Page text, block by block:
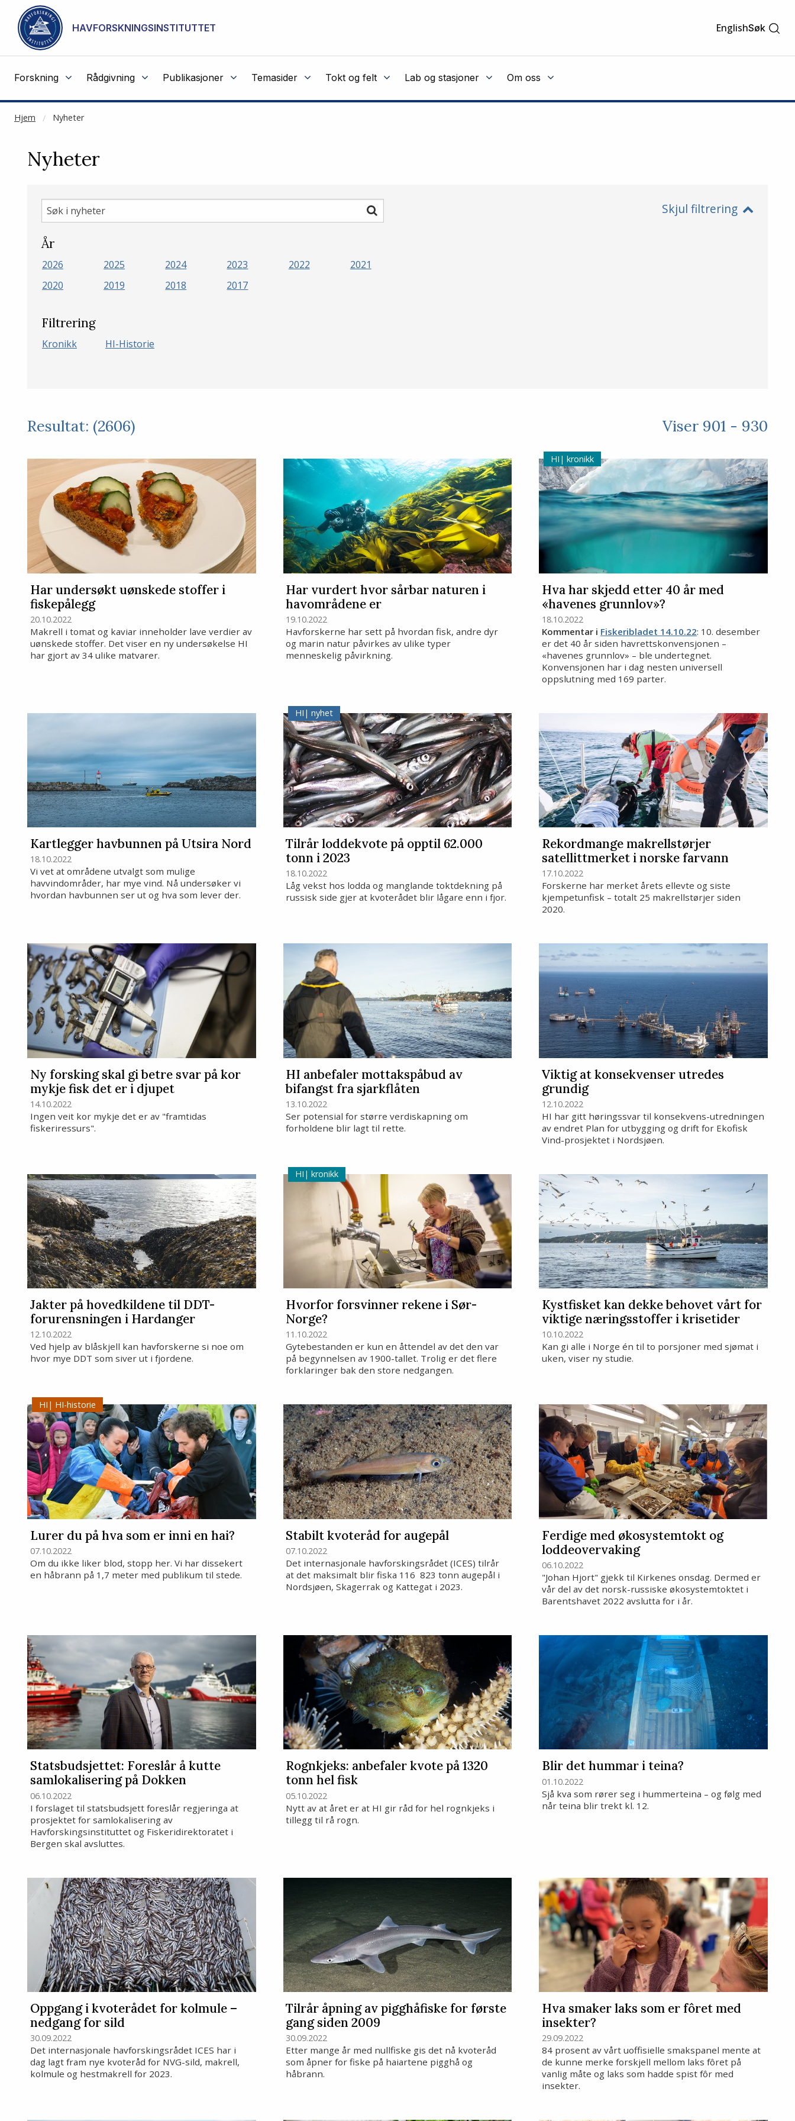
Gå til hovedinnhold
HAVFORSKNINGSINSTITUTTET EnglishSøk
Forskning Rådgivning Publikasjoner Temasider Tokt og felt Lab og stasjoner Om oss
Hjem Nyheter
NOT CACHED
Nyheter
Søk
i
nyheter
Søk Skjul filtrering
År
2026 2025 2024 2023 2022
2021
2020
2019 2018 2017
Filtrering
Kronikk HI-Historie
Resultat: (2606) Viser 901 - 930
Har undersøkt uønskede stoffer i
fiskepålegg
20.10.2022
Makrell i tomat og kaviar inneholder lave verdier av
uønskede stoffer. Det viser en ny undersøkelse HI
har gjort av 34 ulike matvarer.
Har vurdert hvor sårbar naturen i
havområdene er
19.10.2022
Havforskerne har sett på hvordan fisk, andre dyr
og marin natur påvirkes av ulike typer
menneskelig påvirkning.
kronikk
Hva har skjedd etter 40 år med
«havenes grunnlov»?
18.10.2022
Kommentar i Fiskeribladet 14.10.22: 10. desember
er det 40 år siden havrettskonvensjonen –
«havenes grunnlov» – ble undertegnet.
Konvensjonen har i dag nesten universell
oppslutning med 169 parter.
Kartlegger havbunnen på Utsira Nord
18.10.2022
Vi vet at områdene utvalgt som mulige
havvindområder, har mye vind. Nå undersøker vi
hvordan havbunnen ser ut og hva som lever der.
nyhet
Tilrår loddekvote på opptil 62.000
tonn i 2023
18.10.2022
Låg vekst hos lodda og manglande toktdekning på
russisk side gjer at kvoterådet blir lågare enn i fjor.
Rekordmange makrellstørjer
satellittmerket i norske farvann
17.10.2022
Forskerne har merket årets ellevte og siste
kjempetunfisk – totalt 25 makrellstørjer siden
2020.
Ny forsking skal gi betre svar på kor
mykje fisk det er i djupet
14.10.2022
Ingen veit kor mykje det er av "framtidas
fiskeriressurs".
HI anbefaler mottakspåbud av
bifangst fra sjarkflåten
13.10.2022
Ser potensial for større verdiskapning om
forholdene blir lagt til rette.
Viktig at konsekvenser utredes
grundig
12.10.2022
HI har gitt høringssvar til konsekvens-utredningen
av endret Plan for utbygging og drift for Ekofisk
Vind-prosjektet i Nordsjøen.
Jakter på hovedkildene til DDT-
forurensningen i Hardanger
12.10.2022
Ved hjelp av blåskjell kan havforskerne si noe om
hvor mye DDT som siver ut i fjordene.
kronikk
Hvorfor forsvinner rekene i Sør-
Norge?
11.10.2022
Gytebestanden er kun en åttendel av det den var
på begynnelsen av 1900-tallet. Trolig er det flere
forklaringer bak den store nedgangen.
Kystfisket kan dekke behovet vårt for
viktige næringsstoffer i krisetider
10.10.2022
Kan gi alle i Norge én til to porsjoner med sjømat i
uken, viser ny studie.
HI-historie
Lurer du på hva som er inni en hai?
07.10.2022
Om du ikke liker blod, stopp her. Vi har dissekert
en håbrann på 1,7 meter med publikum til stede.
Stabilt kvoteråd for augepål
07.10.2022
Det internasjonale havforskingsrådet (ICES) tilrår
at det maksimalt blir fiska 116 823 tonn augepål i
Nordsjøen, Skagerrak og Kattegat i 2023.
Ferdige med økosystemtokt og
loddeovervaking
06.10.2022
"Johan Hjort" gjekk til Kirkenes onsdag. Dermed er
vår del av det norsk-russiske økosystemtoktet i
Barentshavet 2022 avslutta for i år.
Statsbudsjettet: Foreslår å kutte
samlokalisering på Dokken
06.10.2022
I forslaget til statsbudsjett foreslår regjeringa at
prosjektet for samlokalisering av
Havforskingsinstituttet og Fiskeridirektoratet i
Bergen skal avsluttes.
Rognkjeks: anbefaler kvote på 1320
tonn hel fisk
05.10.2022
Nytt av at året er at HI gir råd for hel rognkjeks i
tillegg til rå rogn.
Blir det hummar i teina?
01.10.2022
Sjå kva som rører seg i hummerteina – og følg med
når teina blir trekt kl. 12.
Oppgang i kvoterådet for kolmule –
nedgang for sild
30.09.2022
Det internasjonale havforskingsrådet ICES har i
dag lagt fram nye kvoteråd for NVG-sild, makrell,
kolmule og hestmakrell for 2023.
Tilrår åpning av pigghåfiske for første
gang siden 2009
30.09.2022
Etter mange år med nullfiske gis det nå kvoteråd
som åpner for fiske på haiartene pigghå og
håbrann.
Hva smaker laks som er fôret med
insekter?
29.09.2022
84 prosent av vårt uoffisielle smakspanel mente at
de kunne merke forskjell mellom laks fôret på
vanlig måte og laks som hadde spist fôr med
insekter.